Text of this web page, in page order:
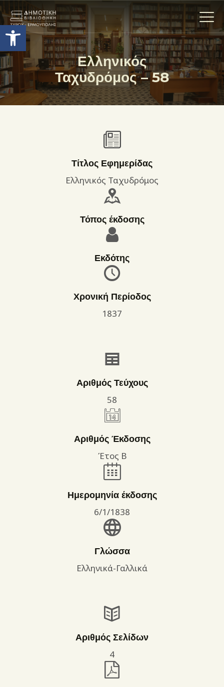
Ανοίξτε τη γραμμή εργαλείων
Ελληνικός
Ταχυδρόμος – 58
Η ΒΙΒΛΙΟΘΗΚΗ
ΟΙ ΣΥΛΛΟΓΈΣ
ΕΚΘΕΣΕΙΣ
ΨΗΦΙΑΚΌ ΑΡΧΕΊΟ
ΔΡΑΣΤΗΡΙΟΤΗΤΕΣ
ΕΠΙΚΟΙΝΩΝΊΑ
ΌΡΟΙ ΧΡΉΣΗΣ
Τίτλος Εφημερίδας
Ελληνικός Ταχυδρόμος
Τόπος έκδοσης
Εκδότης
Χρονική Περίοδος
1837
Αριθμός Τεύχους
58
Αριθμός Έκδοσης
Έτος Β
Ημερομηνία έκδοσης
6/1/1838
Γλώσσα
Ελληνικά-Γαλλικά
Αριθμός Σελίδων
4